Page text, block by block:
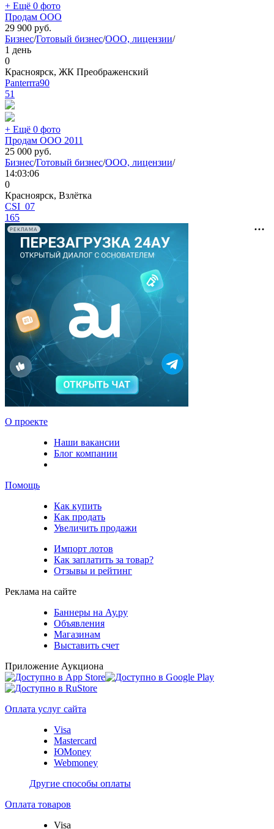
+ Ещё 0 фото
Продам ООО
29 900 руб.
Бизнес/Готовый бизнес/ООО, лицензии/
1 день
0
Красноярск, ЖК Преображенский
Panterrra90
51
+ Ещё 0 фото
Продам ООО 2011
25 000 руб.
Бизнес/Готовый бизнес/ООО, лицензии/
14:03:06
0
Красноярск, Взлётка
CSI_07
165
РЕКЛАМА
О проекте
Наши вакансии
Блог компании
Помощь
Как купить
Как продать
Увеличить продажи
Импорт лотов
Как заплатить за товар?
Отзывы и рейтинг
Реклама на сайте
Баннеры на Ау.ру
Объявления
Магазинам
Выставить счет
Приложение Аукциона
Оплата услуг сайта
Visa
Mastercard
ЮMoney
Webmoney
Другие способы оплаты
Оплата товаров
Visa